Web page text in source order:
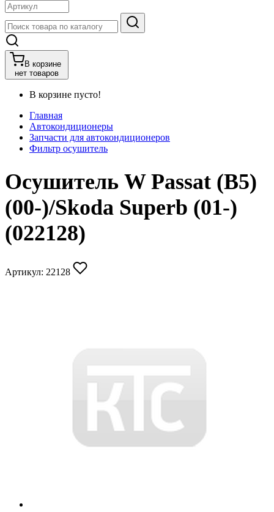
В корзине
нет товаров
В корзине пусто!
Главная
Автокондиционеры
Запчасти для автокондиционеров
Фильтр осушитель
Осушитель W Passat (B5)
(00-)/Skoda Superb (01-)
(022128)
Артикул: 22128